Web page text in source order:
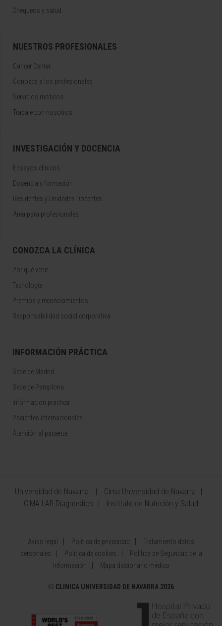
Chequeos y salud
NUESTROS PROFESIONALES
Cancer Center
Conozca a los profesionales
Servicios médicos
Trabaje con nosotros
INVESTIGACIÓN Y DOCENCIA
Ensayos clínicos
Docencia y formación
Residentes y Unidades Docentes
Área para profesionales
CONOZCA LA CLÍNICA
Por qué venir
Tecnología
Premios y reconocimientos
Responsabilidad social corporativa
INFORMACIÓN PRÁCTICA
Sede de Madrid
Sede de Pamplona
Información práctica
Pacientes internacionales
Atención al paciente
Universidad de Navarra
Cima Universidad de Navarra
CIMA LAB Diagnostics
Instituto de Nutrición y Salud
Aviso legal Política de privacidad
Tratamiento datos
personales
Política de cookies
Política de Seguridad de la
Información
Mapa diccionario médico
© CLÍNICA UNIVERSIDAD DE NAVARRA 2026